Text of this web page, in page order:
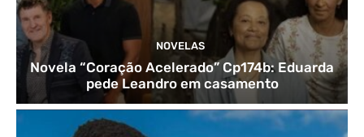
NOVELAS
Novela “Coração Acelerado” Cp174b: Eduarda
pede Leandro em casamento